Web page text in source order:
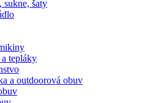
sukne, šaty
tepláky
a outdoorová obuv